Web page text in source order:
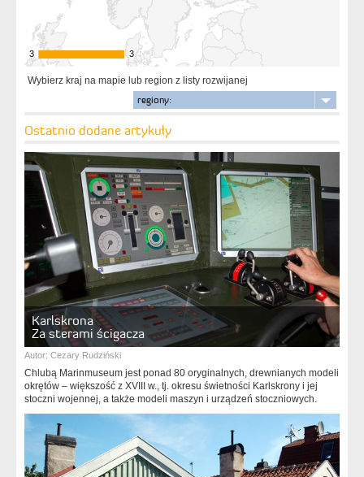
3
3 3
3
Wybierz kraj na mapie lub region z listy rozwijanej
regiony:
Ostatnio dodane artykuły
Karlskrona
Za sterami ścigacza
Autor: Cezary Rudziński
Chlubą Marinmuseum jest ponad 80 oryginalnych, drewnianych modeli
okrętów – większość z XVIII w., tj. okresu świetności Karlskrony i jej
stoczni wojennej, a także modeli maszyn i urządzeń stoczniowych.